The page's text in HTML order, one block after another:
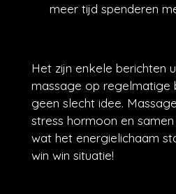
meer tijd spenderen
Het zijn enkele berichten
massage op regelmatige
geen slecht idee.
stress hormoon en
wat het energielichaam
win win situatie!